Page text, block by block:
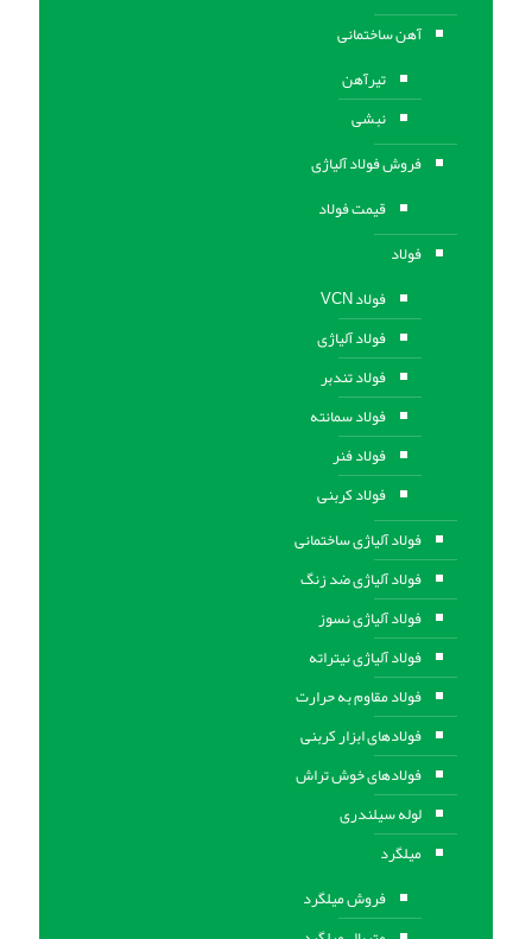
آهن ساختمانی
تیرآهن
نبشی
فروش فولاد آلیاژی
قیمت فولاد
فولاد
فولاد VCN
فولاد آلیاژی
فولاد تندبر
فولاد سمانته
فولاد فنر
فولاد کربنی
فولاد آلیاژی ساختمانی
فولاد آلیاژی ضد زنگ
فولاد آلیاژی نسوز
فولاد آلیاژی نیتراته
فولاد مقاوم به حرارت
فولادهای ابزار کربنی
فولادهای خوش تراش
لوله سیلندری
میلگرد
فروش میلگرد